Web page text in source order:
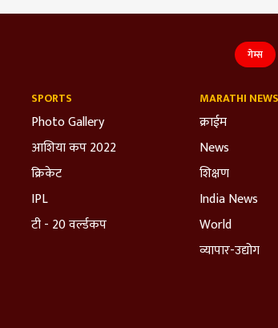
गेम्स
SPORTS
Photo Gallery
आशिया कप 2022
क्रिकेट
IPL
टी - 20 वर्ल्डकप
MARATHI NEWS
क्राईम
News
शिक्षण
India News
World
व्यापार-उद्योग